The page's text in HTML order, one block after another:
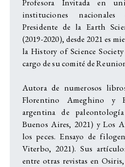
Profesora Invitada en
instituciones nacionales
Presidente de la Earth
(2019-2020), desde 2021 es
la History of Science
cargo de su comité de
Autora de numerosos
Florentino Ameghino y
argentina de
Buenos Aires, 2021) y Los
los peces. Ensayo de
Viterbo, 2021). Sus
entre otras revistas en